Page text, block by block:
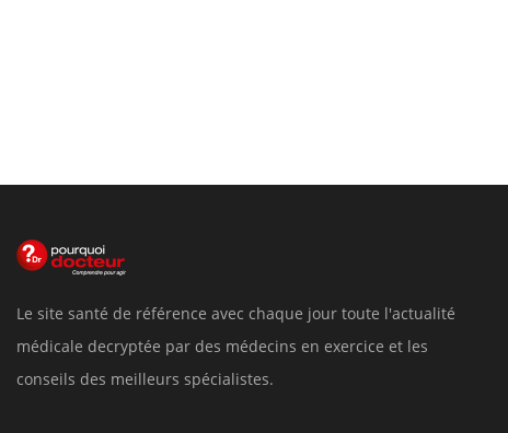
Le site santé de référence avec chaque jour toute l'actualité
médicale decryptée par des médecins en exercice et les
conseils des meilleurs spécialistes.